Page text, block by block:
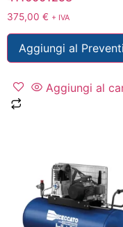
375,00 € + IVA
Aggiungi al
Aggiungi al